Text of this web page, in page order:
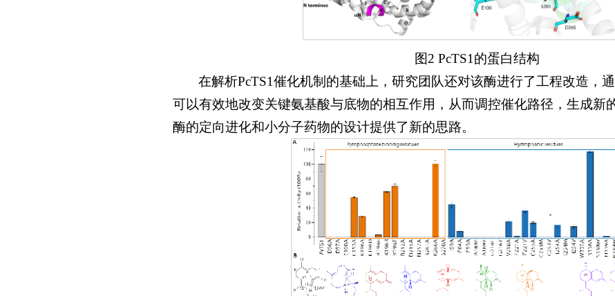
图2 PcTS1的蛋白结构
在解析PcTS1催化机制的基础上，研究团队还对该酶进行了工程改造，
可以有效地改变关键氨基酸与底物的相互作用，从而调控催化路径，生成新
酶的定向进化和小分子药物的设计提供了新的思路。